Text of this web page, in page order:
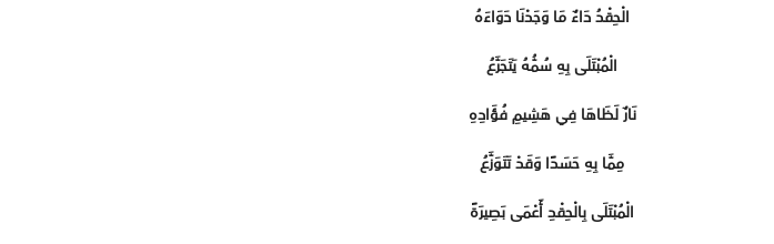
الْحِقْدُ دَاءٌ مَا وَجَدْنَا دَوَاءَهُ
الْمُبْتَلَى بِهِ سُمُّهُ يَتَجَرَّعُ
نَارٌ لَظَاهَا فِي هَشِيمِ فُؤَادِهِ
مِمَّا بِهِ حَسَدًا وَقَدْ تَتَوَزَّعُ
الْمُبْتَلَى بِالْحِقْدِ أَعْمَى بَصِيرَةً